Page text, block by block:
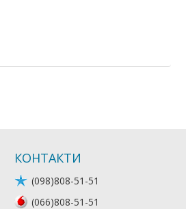
КОНТАКТИ
(098)808-51-51
(066)808-51-51